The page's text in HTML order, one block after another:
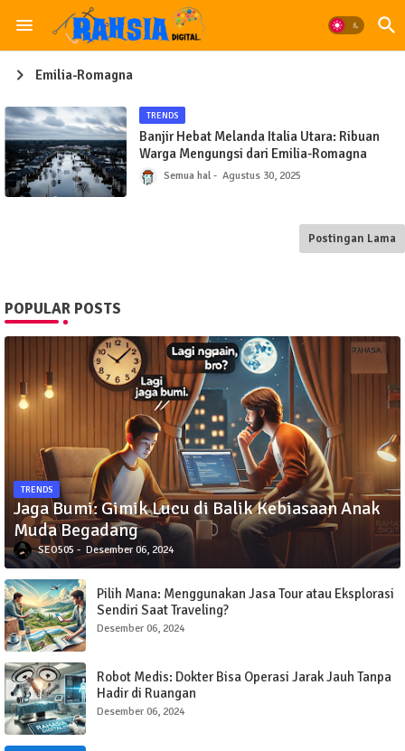
Emilia-Romagna
TRENDS
Banjir Hebat Melanda Italia Utara: Ribuan
Warga Mengungsi dari Emilia-Romagna
Semua hal Agustus 30, 2025
Postingan Lama
POPULAR POSTS
TRENDS
Jaga Bumi: Gimik Lucu di Balik Kebiasaan Anak
Muda Begadang
SEO505 Desember 06, 2024
Pilih Mana: Menggunakan Jasa Tour atau Eksplorasi
Sendiri Saat Traveling?
Desember 06, 2024
Robot Medis: Dokter Bisa Operasi Jarak Jauh Tanpa
Hadir di Ruangan
Desember 06, 2024